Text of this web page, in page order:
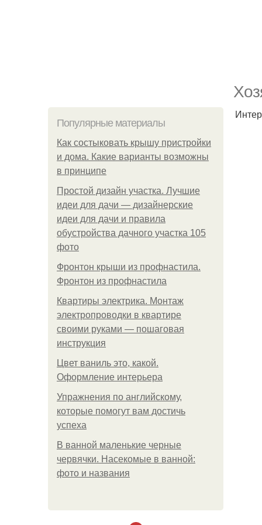
Популярные материалы
Как состыковать крышу пристройки
и дома. Какие варианты возможны
в принципе
Простой дизайн участка. Лучшие
идеи для дачи — дизайнерские
идеи для дачи и правила
обустройства дачного участка 105
фото
Фронтон крыши из профнастила.
Фронтон из профнастила
Квартиры электрика. Монтаж
электропроводки в квартире
своими руками — пошаговая
инструкция
Цвет ваниль это, какой.
Оформление интерьера
Упражнения по английскому,
которые помогут вам достичь
успеха
В ванной маленькие черные
червячки. Насекомые в ванной:
фото и названия